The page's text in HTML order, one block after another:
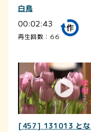
白鳥
00:02:43
再生回数：66
[457] 131013 とな